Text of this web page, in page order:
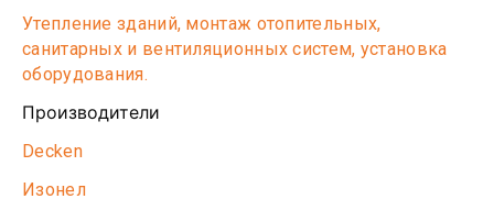
Утепление зданий, монтаж отопительных,
санитарных и вентиляционных систем, установка
оборудования.
Производители
Decken
Изонел